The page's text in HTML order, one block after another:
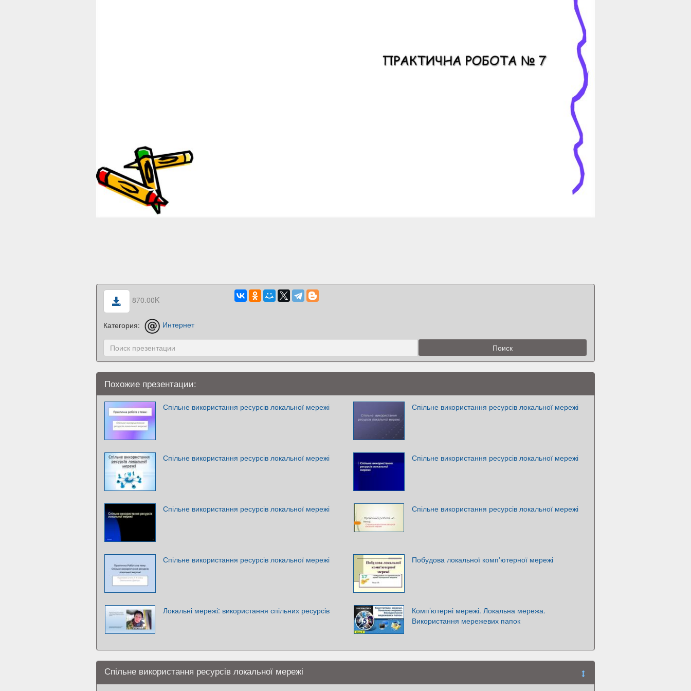
870.00K
Категория: Интернет
Похожие презентации:
Спільне використання ресурсів локальної мережі Спільне використання ресурсів локальної мережі
Спільне використання ресурсів локальної мережі Спільне використання ресурсів локальної мережі
Спільне використання ресурсів локальної мережі Спільне використання ресурсів локальної мережі
Спільне використання ресурсів локальної мережі Побудова локальної комп'ютерної мережі
Локальні мережі: використання спільних ресурсів
Комп’ютерні мережі. Локальна мережа.
Використання мережевих папок
Спільне використання ресурсів локальної мережі